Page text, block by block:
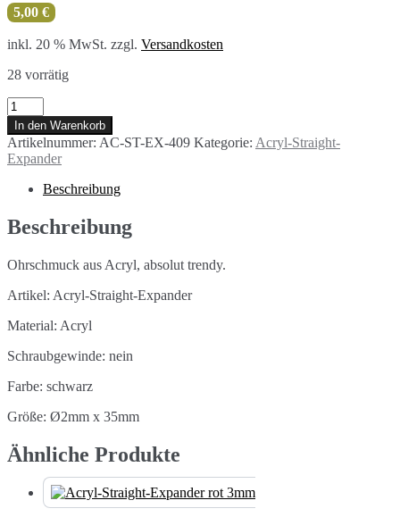
5,00 €
inkl. 20 % MwSt. zzgl. Versandkosten
28 vorrätig
Acryl-
Straight-
Expander
2mm
Menge
In den Warenkorb
Artikelnummer: AC-ST-EX-409 Kategorie: Acryl-Straight-
Expander
Beschreibung
Beschreibung
Ohrschmuck aus Acryl, absolut trendy.
Artikel: Acryl-Straight-Expander
Material: Acryl
Schraubgewinde: nein
Farbe: schwarz
Größe: Ø2mm x 35mm
Ähnliche Produkte